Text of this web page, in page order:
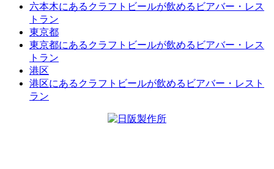
六本木にあるクラフトビールが飲めるビアバー・レス
トラン
東京都
東京都にあるクラフトビールが飲めるビアバー・レス
トラン
港区
港区にあるクラフトビールが飲めるビアバー・レスト
ラン